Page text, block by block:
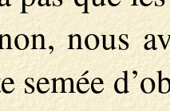
nous
semée